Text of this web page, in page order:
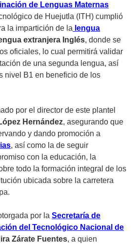
de Lenguas Maternas
de Huejutla (ITH) cumplió
la impartición de la lengua
extranjera Inglés, donde se
oficiales, lo cual permitirá validar
de una segunda lengua, así
nivel B1 en beneficio de los
por el director de este plantel
Hernández, asegurando que
y dando promoción a
, así como la de seguir
con la educación, la
todo la formación integral de los
ubicada sobre la carretera
por la Secretaría de
del Tecnológico Nacional de
Zárate Fuentes, a quien